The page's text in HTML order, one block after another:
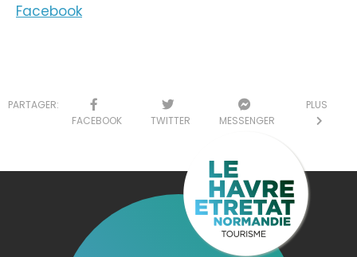
Facebook
PARTAGER:
FACEBOOK
TWITTER MESSENGER
PLUS